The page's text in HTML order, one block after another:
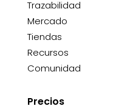
Trazabilidad
Mercado
Tiendas
Recursos
Comunidad
Precios